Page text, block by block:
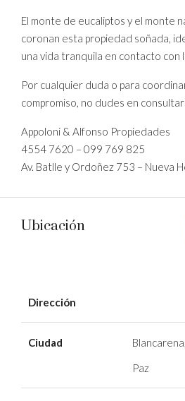
El monte de eucaliptos y el monte
coronan esta propiedad soñada,
una vida tranquila en contacto con
Por cualquier duda o para
compromiso, no dudes en
Appoloni & Alfonso Propiedades
4554 7620 – 099 769 825
Av. Batlle y Ordoñez 753 – Nueva
Ubicación
Dirección
Ciudad
Paz